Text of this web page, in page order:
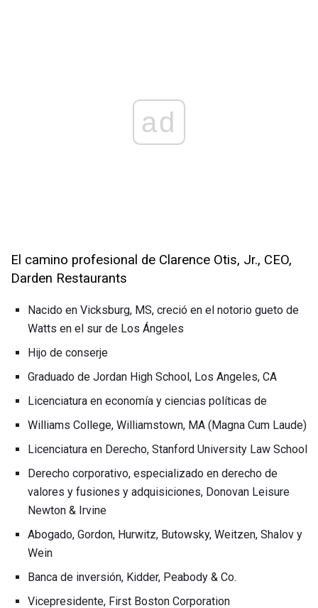
ad
El camino profesional de Clarence Otis, Jr., CEO,
Darden Restaurants
Nacido en Vicksburg, MS, creció en el notorio gueto de
Watts en el sur de Los Ángeles
Hijo de conserje
Graduado de Jordan High School, Los Angeles, CA
Licenciatura en economía y ciencias políticas de
Williams College, Williamstown, MA (Magna Cum Laude)
Licenciatura en Derecho, Stanford University Law School
Derecho corporativo, especializado en derecho de
valores y fusiones y adquisiciones, Donovan Leisure
Newton & Irvine
Abogado, Gordon, Hurwitz, Butowsky, Weitzen, Shalov y
Wein
Banca de inversión, Kidder, Peabody & Co.
Vicepresidente, First Boston Corporation